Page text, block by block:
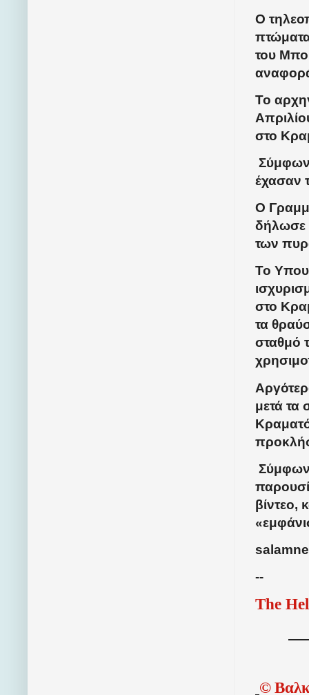
Ο
του
Το
στο
έχασαν
Ο
δήλωσε
των
Το
στο
τα
σταθμό
μετά τα
βίντεο,
--
The
©